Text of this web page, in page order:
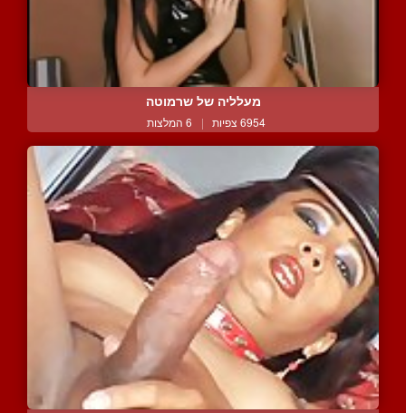
מעלליה של שרמוטה
6954 צפיות | 6 המלצות